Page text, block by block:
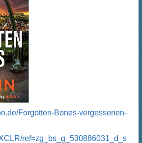
Forgotten-Bones-vergessenen-
ref=zg_bs_g_530886031_d_s